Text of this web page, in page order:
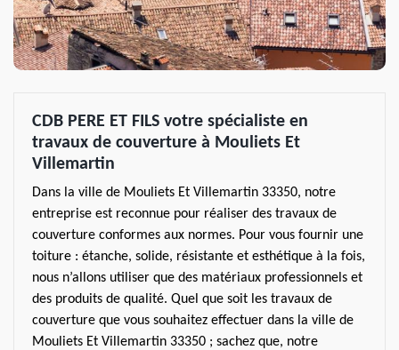
CDB PERE ET FILS votre spécialiste en
travaux de couverture à Mouliets Et
Villemartin
Dans la ville de Mouliets Et Villemartin 33350, notre
entreprise est reconnue pour réaliser des travaux de
couverture conformes aux normes. Pour vous fournir une
toiture : étanche, solide, résistante et esthétique à la fois,
nous n’allons utiliser que des matériaux professionnels et
des produits de qualité. Quel que soit les travaux de
couverture que vous souhaitez effectuer dans la ville de
Mouliets Et Villemartin 33350 ; sachez que, notre